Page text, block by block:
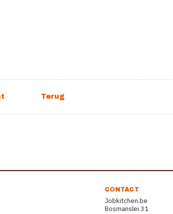
CONTACT
Jobkitchen.be
Bosmanslei 31